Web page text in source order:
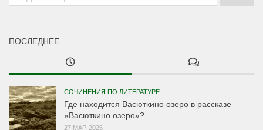
ПОСЛЕДНЕЕ
СОЧИНЕНИЯ ПО ЛИТЕРАТУРЕ
Где находится Васюткино озеро в рассказе
«Васюткино озеро»?
27 МАР, 2026